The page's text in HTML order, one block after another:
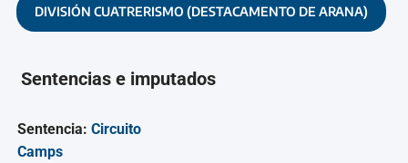
DIVISIÓN CUATRERISMO (DESTACAMENTO DE ARANA)
Sentencias e imputados
Sentencia: Circuito
Camps